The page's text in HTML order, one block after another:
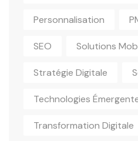
Personnalisation
SEO Solutions
Stratégie Digitale
Technologies
Transformation Digitale